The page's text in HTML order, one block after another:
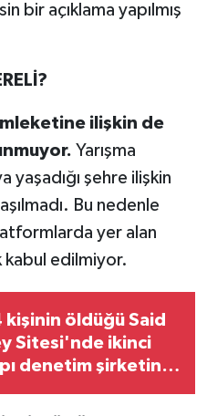
bir açıklama yapılmış
ilişkin de
Yarışma
yaşadığı şehre ilişkin
Bu nedenle
yer alan
kabul edilmiyor.
kişinin öldüğü Said
Sitesi'nde ikinci
denetim şirketinin